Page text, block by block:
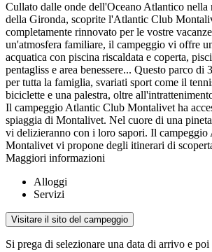
Cullato dalle onde dell'Oceano Atlantico nella
della Gironda, scoprite l'Atlantic Club
completamente rinnovato per le vostre
un'atmosfera familiare, il campeggio vi offre
acquatica con piscina riscaldata e coperta,
pentagliss e area benessere... Questo parco di
per tutta la famiglia, svariati sport come il
biciclette e una palestra, oltre
Il campeggio Atlantic Club Montalivet ha
spiaggia di Montalivet. Nel cuore di una
vi delizieranno con i loro sapori. Il
Montalivet vi propone degli itinerari di
Maggiori informazioni
Alloggi
Servizi
Visitare il sito del campeggio
Si prega di selezionare una data di arrivo e